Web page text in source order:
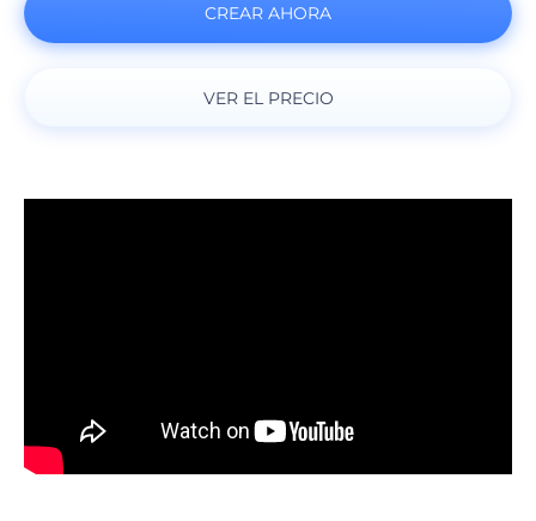
CREAR AHORA
VER EL PRECIO